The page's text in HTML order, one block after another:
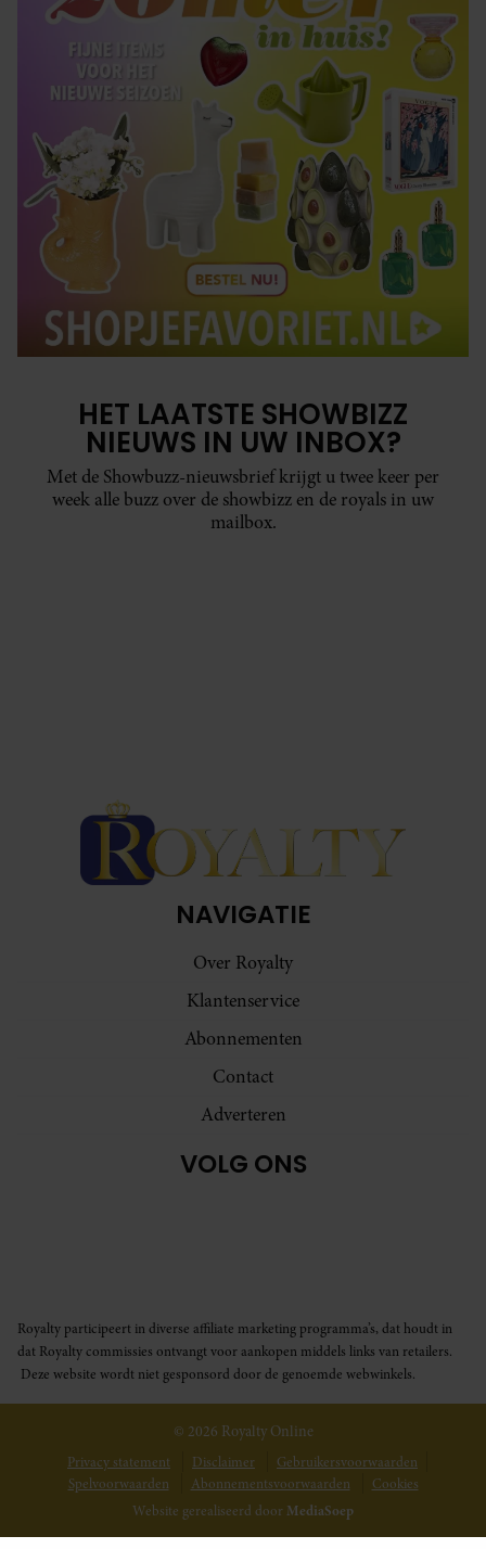
HET LAATSTE SHOWBIZZ
NIEUWS IN UW INBOX?
Met de Showbuzz-nieuwsbrief krijgt u twee keer per
week alle buzz over de showbizz en de royals in uw
mailbox.
NAVIGATIE
Over Royalty
Klantenservice
Abonnementen
Contact
Adverteren
VOLG ONS
Royalty participeert in diverse affiliate marketing programma’s, dat houdt in
dat Royalty commissies ontvangt voor aankopen middels links van retailers.
Deze website wordt niet gesponsord door de genoemde webwinkels.
© 2026 Royalty Online
Privacy statement Disclaimer
Gebruikersvoorwaarden
Spelvoorwaarden
Abonnementsvoorwaarden
Cookies
Website gerealiseerd door MediaSoep